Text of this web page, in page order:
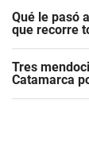
Qué le pasó
que recorre
Tres
Catamarca